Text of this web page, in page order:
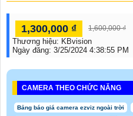
1,300,000 ₫ 1,600,000 ₫
Thương hiệu: KBvision
Ngày đăng: 3/25/2024 4:38:55 PM
CAMERA THEO CHỨC NĂNG
Bảng báo giá camera ezviz ngoài trời